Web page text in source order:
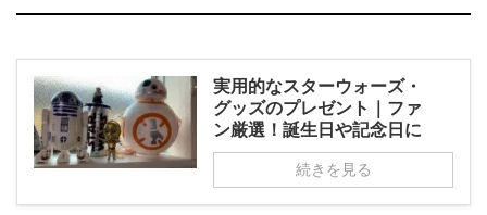
実用的なスターウォーズ・
グッズのプレゼント｜ファ
ン厳選！誕生日や記念日に
続きを見る